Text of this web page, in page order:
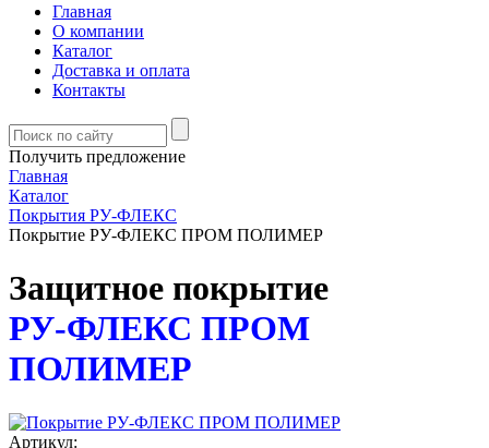
Главная
О компании
Каталог
Доставка и оплата
Контакты
Получить предложение
Главная
Каталог
Покрытия РУ-ФЛЕКС
Покрытие РУ‑ФЛЕКС ПРОМ ПОЛИМЕР
Защитное покрытие
РУ-ФЛЕКС ПРОМ
ПОЛИМЕР
Артикул: